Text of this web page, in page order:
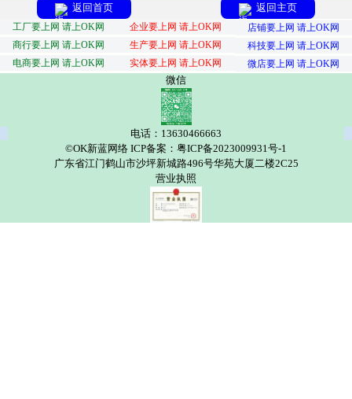
返回首页 返回主页
工厂要上网 请上OK网 企业要上网 请上OK网
店铺要上网 请上OK网
商行要上网 请上OK网
生产要上网 请上OK网
科技要上网 请上OK网
电商要上网 请上OK网
实体要上网 请上OK网 微店要上网 请上OK网
微信
电话：13630466663
©OK新蓝网络 ICP备案：粤ICP备2023009931号-1
广东省江门鹤山市沙坪新城路496号华苑大厦二楼2C25
营业执照